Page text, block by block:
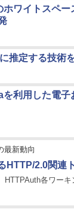
ホワイトスペ
推定する技術
を利用した電
最新動向
HTTP/2.0関連
HTTPAuth各ワー